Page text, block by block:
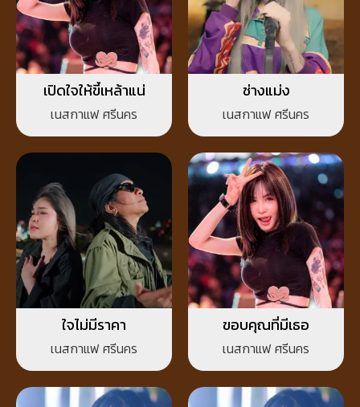
เปิดใจให้ขี้เหล้าแน่
เนสกาแฟ ศรีนคร
ช่างแม่ง
เนสกาแฟ ศรีนคร
ใจไม่มีราคา
เนสกาแฟ ศรีนคร
ขอบคุณที่มีเธอ
เนสกาแฟ ศรีนคร